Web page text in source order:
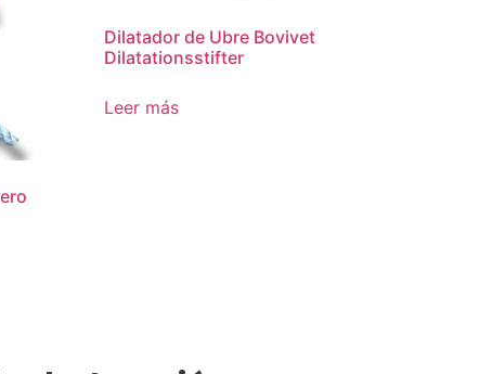
Dilatador de Ubre Bovivet
Dilatationsstifter
Leer más